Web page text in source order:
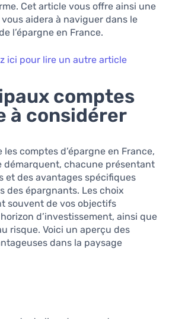
Cet article vous offre ainsi une
aidera à naviguer dans le
l’épargne en France.
ici pour lire un autre article
comptes
à considérer
les comptes d’épargne en France,
démarquent, chacune présentant
et des avantages spécifiques
des épargnants. Les choix
souvent de vos objectifs
d’investissement, ainsi que
risque. Voici un aperçu des
dans la paysage